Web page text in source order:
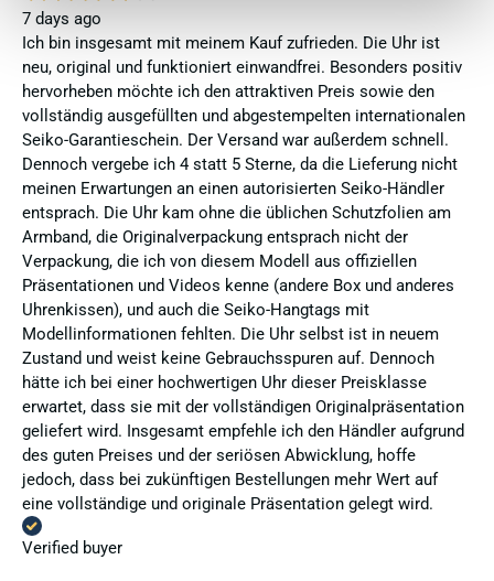
7 days ago
Ich bin insgesamt mit meinem Kauf zufrieden. Die Uhr ist
neu, original und funktioniert einwandfrei. Besonders positiv
hervorheben möchte ich den attraktiven Preis sowie den
vollständig ausgefüllten und abgestempelten internationalen
Seiko-Garantieschein. Der Versand war außerdem schnell.
Dennoch vergebe ich 4 statt 5 Sterne, da die Lieferung nicht
meinen Erwartungen an einen autorisierten Seiko-Händler
entsprach. Die Uhr kam ohne die üblichen Schutzfolien am
Armband, die Originalverpackung entsprach nicht der
Verpackung, die ich von diesem Modell aus offiziellen
Präsentationen und Videos kenne (andere Box und anderes
Uhrenkissen), und auch die Seiko-Hangtags mit
Modellinformationen fehlten. Die Uhr selbst ist in neuem
Zustand und weist keine Gebrauchsspuren auf. Dennoch
hätte ich bei einer hochwertigen Uhr dieser Preisklasse
erwartet, dass sie mit der vollständigen Originalpräsentation
geliefert wird. Insgesamt empfehle ich den Händler aufgrund
des guten Preises und der seriösen Abwicklung, hoffe
jedoch, dass bei zukünftigen Bestellungen mehr Wert auf
eine vollständige und originale Präsentation gelegt wird.
Verified buyer